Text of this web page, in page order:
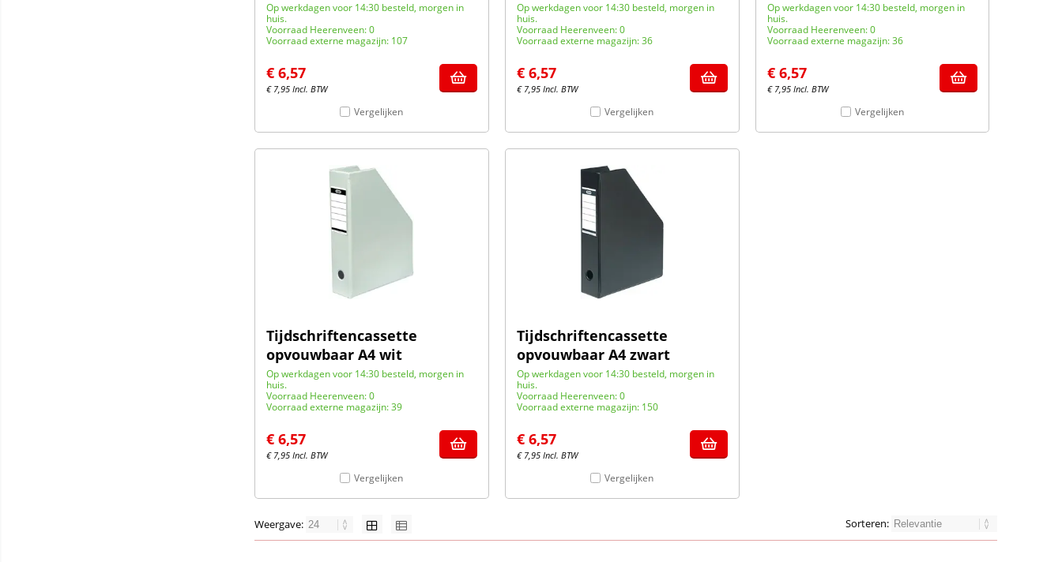
Op werkdagen voor 14:30 besteld, morgen in
huis.
Voorraad Heerenveen: 0
Voorraad externe magazijn: 107
€ 6,57
€ 7,95 Incl. BTW
Vergelijken
Op werkdagen voor 14:30 besteld, morgen in
huis.
Voorraad Heerenveen: 0
Voorraad externe magazijn: 36
€ 6,57
€ 7,95 Incl. BTW
Vergelijken
Op werkdagen voor 14:30 besteld, morgen in
huis.
Voorraad Heerenveen: 0
Voorraad externe magazijn: 36
€ 6,57
€ 7,95 Incl. BTW
Vergelijken
Tijdschriftencassette
opvouwbaar A4 wit
Op werkdagen voor 14:30 besteld, morgen in
huis.
Voorraad Heerenveen: 0
Voorraad externe magazijn: 39
€ 6,57
€ 7,95 Incl. BTW
Vergelijken
Tijdschriftencassette
opvouwbaar A4 zwart
Op werkdagen voor 14:30 besteld, morgen in
huis.
Voorraad Heerenveen: 0
Voorraad externe magazijn: 150
€ 6,57
€ 7,95 Incl. BTW
Vergelijken
Weergave: Sorteren: